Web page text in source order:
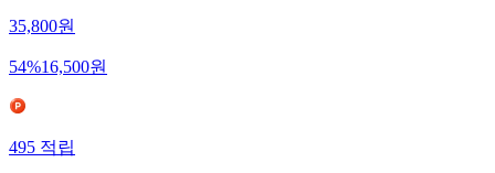
35,800원
54%16,500원
495적립